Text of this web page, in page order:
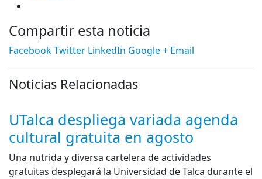
Compartir esta noticia
FacebookTwitter LinkedIn Google + Email
Noticias Relacionadas
UTalca despliega variada agenda
cultural gratuita en agosto
Una nutrida y diversa cartelera de actividades
gratuitas desplegará la Universidad de Talca durante el